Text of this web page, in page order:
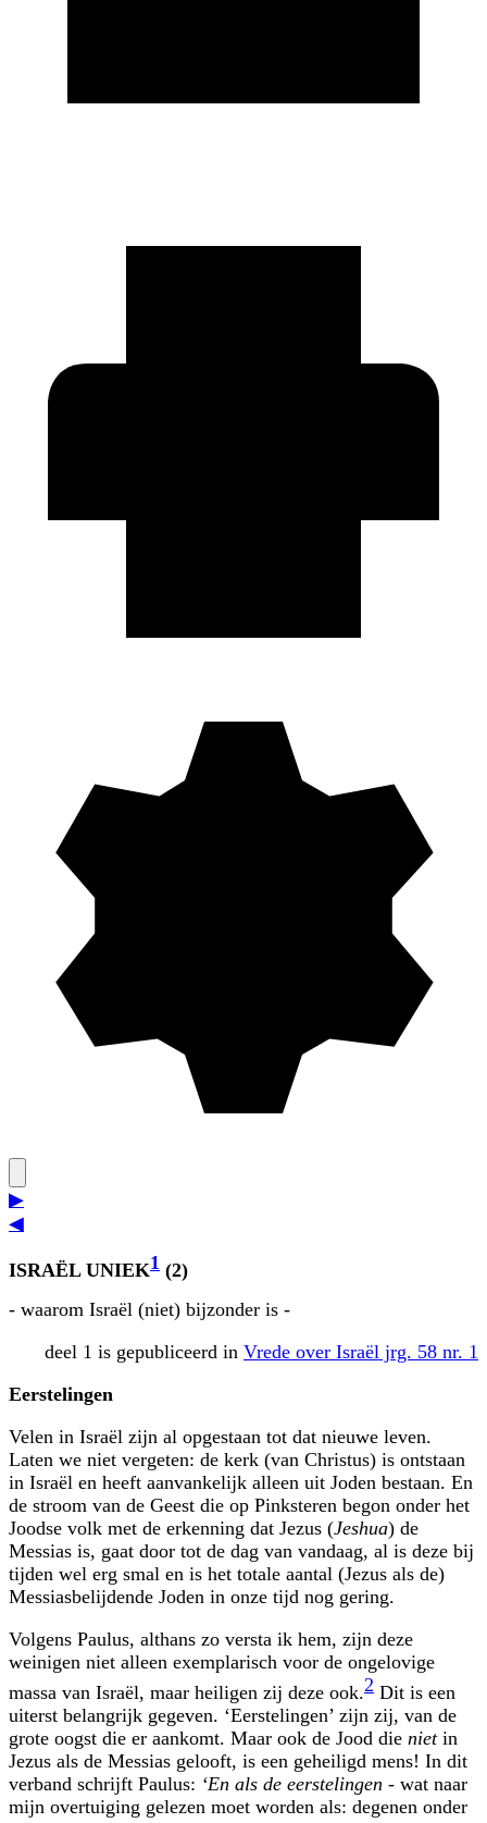
▶
◀
ISRAËL UNIEK1 (2)
- waarom Israël (niet) bijzonder is -
deel 1 is gepubliceerd in Vrede over Israël jrg. 58 nr. 1
Eerstelingen
Velen in Israël zijn al opgestaan tot dat nieuwe leven.
Laten we niet vergeten: de kerk (van Christus) is ontstaan
in Israël en heeft aanvankelijk alleen uit Joden bestaan. En
de stroom van de Geest die op Pinksteren begon onder het
Joodse volk met de erkenning dat Jezus (Jeshua) de
Messias is, gaat door tot de dag van vandaag, al is deze bij
tijden wel erg smal en is het totale aantal (Jezus als de)
Messiasbelijdende Joden in onze tijd nog gering.
Volgens Paulus, althans zo versta ik hem, zijn deze
weinigen niet alleen exemplarisch voor de ongelovige
massa van Israël, maar heiligen zij deze ook.2 Dit is een
uiterst belangrijk gegeven. ‘Eerstelingen’ zijn zij, van de
grote oogst die er aankomt. Maar ook de Jood die nietin
Jezus als de Messias gelooft, is een geheiligd mens! In dit
verband schrijft Paulus: ‘En als de eerstelingen - wat naar
mijn overtuiging gelezen moet worden als: degenen onder